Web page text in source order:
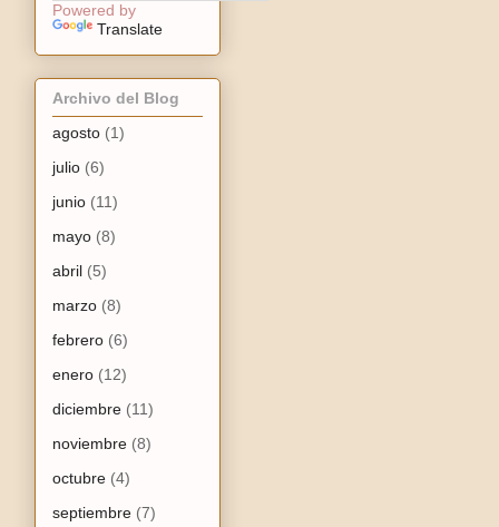
Powered by
Translate
Archivo del Blog
agosto (1)
julio (6)
junio (11)
mayo (8)
abril (5)
marzo (8)
febrero (6)
enero (12)
diciembre (11)
noviembre (8)
octubre (4)
septiembre (7)